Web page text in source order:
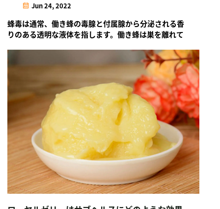
Jun 24, 2022
蜂毒は通常、働き蜂の毒腺と付属腺から分泌される香
りのある透明な液体を指します。働き蜂は巣を離れて
ス蜂は針と毒腺を持っておらず、...